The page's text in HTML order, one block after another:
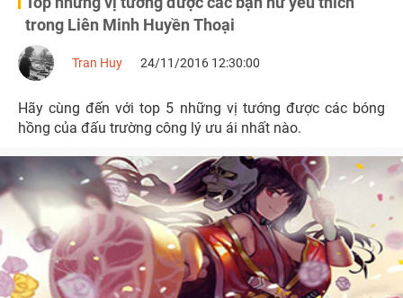
trong Liên Minh Huyền Thoại
Tran Huy 24/11/2016 12:30:00
Hãy cùng đến với top 5 những vị tướng được các bóng
hồng của đấu trường công lý ưu ái nhất nào.